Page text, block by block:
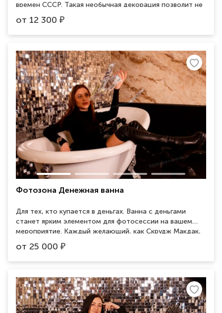
времен СССР. Такая необычная декорация позволит не
только оформить вечеринку в стиле ретро, но и
устроить гостям неплохую зону для фотографий.
от 12 300 ₽
Фотозона Денежная ванна
Для тех, кто купается в деньгах. Ванна с деньгами
станет ярким элементом для фотосессии на вашем
мероприятие. Каждый желающий, как Скрудж Макдак,
сможет с головой окунуться в приятно шуршащие
бумажки и почувствовать себя миллионером. При
желании к купюрам можно добавить шарики любой
несколько цветов в одной ванне. Занимаемая площадь
2 на 2м.
от 25 000 ₽